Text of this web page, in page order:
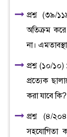
প্রশ্ন (৩৯/
অতিক্রম
না।
প্রশ্ন (১০/
প্রত্যেক
করা যাবে
প্রশ্ন (৪/
সহযোগিতা